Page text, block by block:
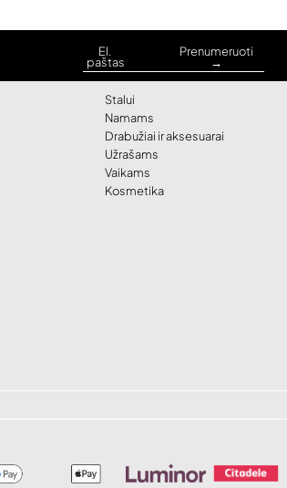
El.
paštas
Prenumeruoti
→
Stalui
Namams
Drabužiai ir aksesuarai
Užrašams
Vaikams
Kosmetika